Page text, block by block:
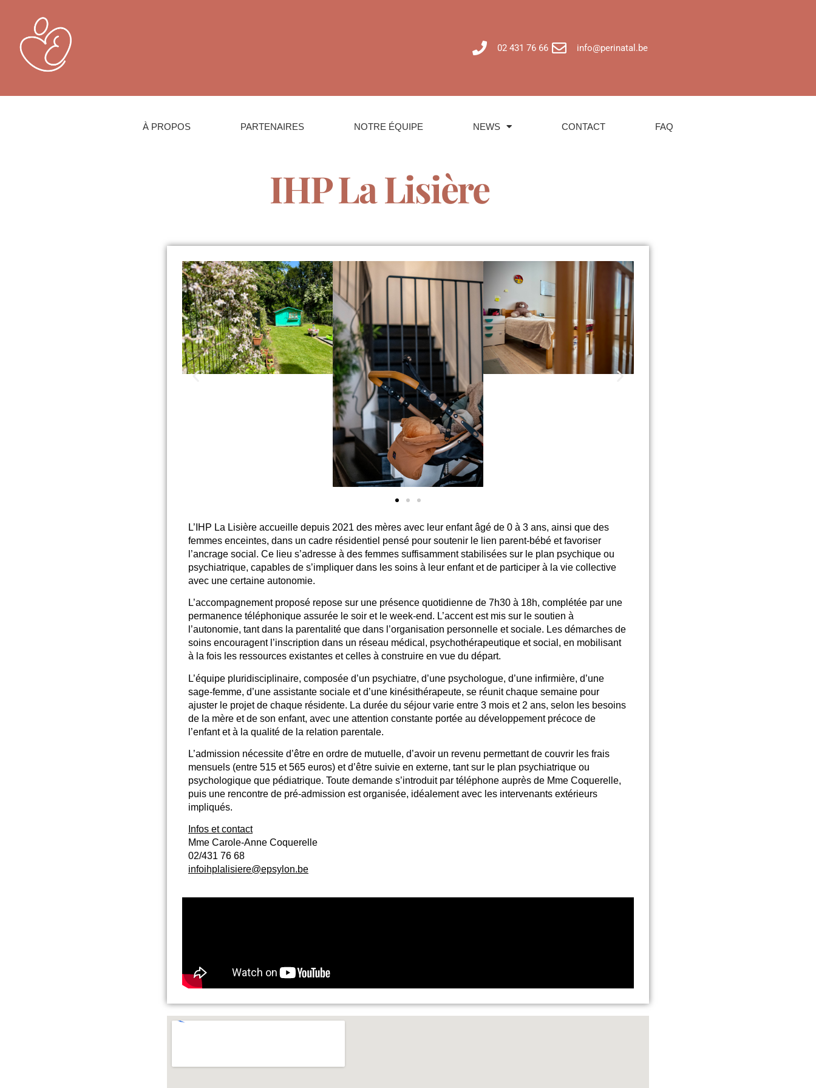
02 431 76 66 info@perinatal.be
À PROPOS PARTENAIRES NOTRE ÉQUIPE NEWS CONTACT FAQ
IHP La Lisière
L’IHP La Lisière accueille depuis 2021 des mères avec leur enfant âgé de 0 à 3 ans, ainsi que des
femmes enceintes, dans un cadre résidentiel pensé pour soutenir le lien parent-bébé et favoriser
l’ancrage social . Ce lieu s’adresse à des femmes suffisamment stabilisées sur le plan psychique ou
psychiatrique, capables de s’impliquer dans les soins à leur enfant et de participer à la vie collective
avec une certaine autonomie.
L’accompagnement proposé repose sur une présence quotidienne de 7h30 à 18h, complétée par une
permanence téléphonique assurée le soir et le week-end. L’accent est mis sur le soutien à
l’autonomie, tant dans la parentalité que dans l’organisation personnelle et sociale. Les démarches de
soins encouragent l’inscription dans un réseau médical, psychothérapeutique et social, en mobilisant
à la fois les ressources existantes et celles à construire en vue du départ.
L’équipe pluridisciplinaire, composée d’un psychiatre, d’une psychologue, d’une infirmière, d’une
sage-femme, d’une assistante sociale et d’une kinésithérapeute, se réunit chaque semaine pour
ajuster le projet de chaque résidente. La durée du séjour varie entre 3 mois et 2 ans, selon les besoins
de la mère et de son enfant, avec une attention constante portée au développement précoce de
l’enfant et à la qualité de la relation parentale.
L’admission nécessite d’être en ordre de mutuelle, d’avoir un revenu permettant de couvrir les frais
mensuels (entre 515 et 565 euros) et d’être suivie en externe, tant sur le plan psychiatrique ou
psychologique que pédiatrique. Toute demande s’introduit par téléphone auprès de Mme Coquerelle,
puis une rencontre de pré-admission est organisée, idéalement avec les intervenants extérieurs
impliqués.
Infos et contact
Mme Carole-Anne Coquerelle
02/431 76 68
infoihplalisiere@epsylon.be